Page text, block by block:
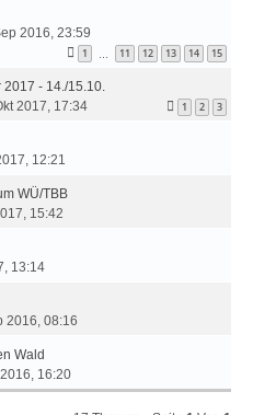
2016, 23:59
1 11 12 13 14 15
- 14./15.10.
2017, 17:34 1 2 3
12:21
WÜ/TBB
15:42
13:14
2016, 08:16
Wald
16:20